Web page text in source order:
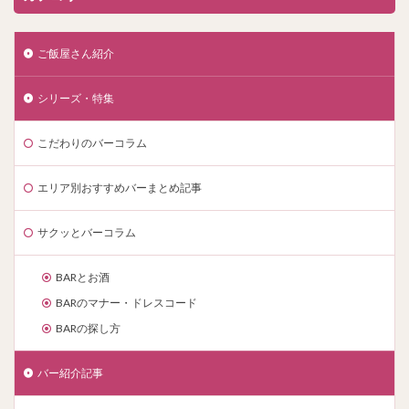
ご飯屋さん紹介
シリーズ・特集
こだわりのバーコラム
エリア別おすすめバーまとめ記事
サクッとバーコラム
BARとお酒
BARのマナー・ドレスコード
BARの探し方
バー紹介記事